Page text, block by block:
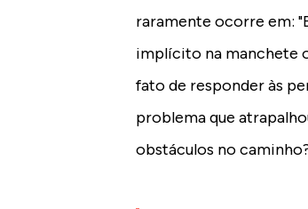
raramente ocorre em:
implícito na manchete
fato de responder às
problema que
obstáculos no